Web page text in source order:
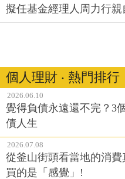
擬任基金經理人周力行親
個人理財 ‧ 熱門排行
2026.06.10
覺得負債永遠還不完？3
債人生
2026.07.08
從釜山街頭看當地的消
買的是「感覺」!